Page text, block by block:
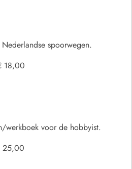
spoorwegen.
18,00
werkboek voor de hobbyist.
25,00